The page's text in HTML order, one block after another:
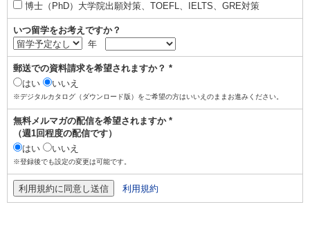
博士（PhD）大学院出願対策、TOEFL、IELTS、GRE対策
いつ留学をお考えですか？
年
郵送での資料請求を希望されますか？ *
はい
いいえ
※デジタルカタログ（ダウンロード版）をご希望の方はいいえのままお進みください。
無料メルマガの配信を希望されますか *
（週1回程度の配信です）
はい
いいえ
※登録後でも設定の変更は可能です。
利用規約